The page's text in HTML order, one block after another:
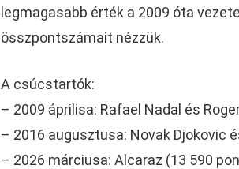
legmagasabb érték a 2009 óta
összpontszámait nézzük.
A csúcstartók:
– 2009 áprilisa: Rafael Nadal és
– 2016 augusztusa: Novak Djokovic
– 2026 márciusa: Alcaraz (13 590